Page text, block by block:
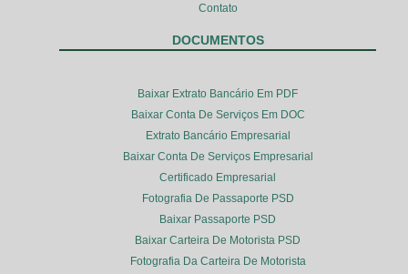
Contato
DOCUMENTOS
Baixar Extrato Bancário Em PDF
Baixar Conta De Serviços Em DOC
Extrato Bancário Empresarial
Baixar Conta De Serviços Empresarial
Certificado Empresarial
Fotografia De Passaporte PSD
Baixar Passaporte PSD
Baixar Carteira De Motorista PSD
Fotografia Da Carteira De Motorista